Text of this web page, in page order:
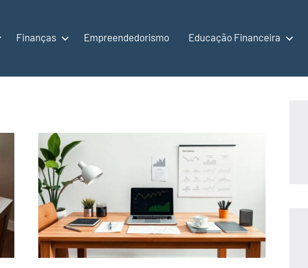
Finanças Empreendedorismo Educação Financeira